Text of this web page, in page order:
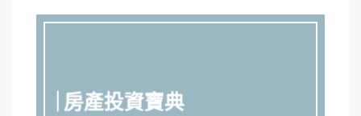
房產投資寶典